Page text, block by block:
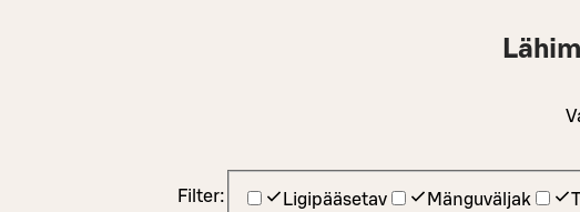
Filter: Ligipääsetav Mänguväljak